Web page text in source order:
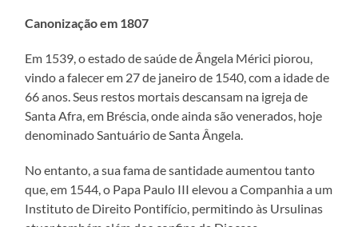
Canonização em 1807
Em 1539, o estado de saúde de Ângela Mérici piorou,
vindo a falecer em 27 de janeiro de 1540, com a idade de
66 anos. Seus restos mortais descansam na igreja de
Santa Afra, em Bréscia, onde ainda são venerados, hoje
denominado Santuário de Santa Ângela.
No entanto, a sua fama de santidade aumentou tanto
que, em 1544, o Papa Paulo III elevou a Companhia a um
Instituto de Direito Pontifício, permitindo às Ursulinas